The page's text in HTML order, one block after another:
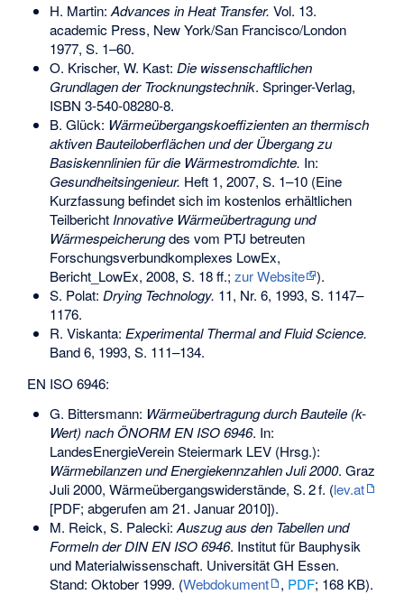
H. Martin:Advances in Heat Transfer. Vol. 13.
academic Press, New York/San Francisco/London
1977, S. 1–60.
O. Krischer, W. Kast: Die wissenschaftlichen
Grundlagen der Trocknungstechnik. Springer-Verlag,
ISBN 3-540-08280-8.
B. Glück: Wärmeübergangskoeffizienten an thermisch
aktiven Bauteiloberflächen und der Übergang zu
Basiskennlinien für die Wärmestromdichte. In:
Gesundheitsingenieur. Heft 1, 2007, S. 1–10 (Eine
Kurzfassung befindet sich im kostenlos erhältlichen
TeilberichtInnovative Wärmeübertragung und
Wärmespeicherungdes vom PTJ betreuten
Forschungsverbundkomplexes LowEx,
Bericht_LowEx, 2008, S. 18 ff.; zur Website
).
S. Polat: Drying Technology. 11, Nr. 6, 1993, S. 1147–
1176.
R. Viskanta: Experimental Thermal and Fluid Science.
Band 6, 1993, S. 111–134.
EN ISO 6946:
G. Bittersmann: Wärmeübertragung durch Bauteile (k-
Wert) nach ÖNORM EN ISO 6946. In:
LandesEnergieVerein Steiermark LEV (Hrsg.):
Wärmebilanzen und Energiekennzahlen Juli 2000. Graz
Juli 2000, Wärmeübergangswiderstände, S.2f. (lev.at
[PDF; abgerufen am 21. Januar 2010]).
M. Reick, S. Palecki: Auszug aus den Tabellen und
Formeln der DIN EN ISO 6946. Institut für Bauphysik
und Materialwissenschaft. Universität GH Essen.
Stand: Oktober 1999. (Webdokument , PDF; 168 KB).